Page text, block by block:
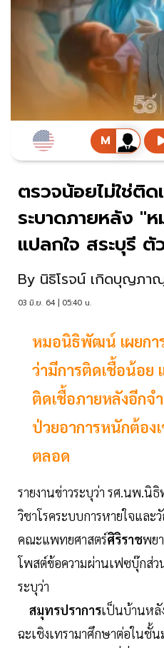
ตรวจน้อยไม่ใช่ติด
ระบาดภายหลัง
แปลกใจ สระบุรี ตั
By นิธิโรจน์ เกิดบุญภ
03 มิ.ย. 64 | 05:40 น.
หมอนิธิพัฒน์ เผยกา
ว่ามีการติดเชื้อน้อย
ติดเชื้อภายหลังอีกจ
ป่วยอาการหนักต้อง
ตลอด
รายงานข่าวระบุว่า รศ.นพ.นิ
วิชาโรคระบบการหายใจและ
คณะแพทยศาสตร์ศิริราชพย
โพสต์ข้อความผ่านเฟซบุ๊กส่
ระบุว่า
สมุทรปราการเป็นบ้านหลั
ฉะเชิงเทรามาศึกษาต่อในชั้